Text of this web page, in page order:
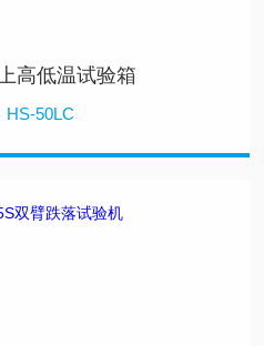
高低温试验箱
HS-50LC